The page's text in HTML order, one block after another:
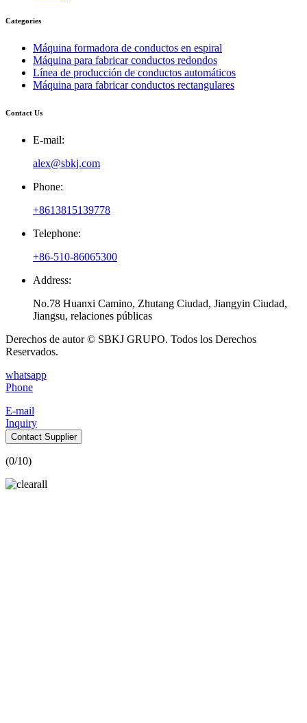
Categories
Máquina formadora de conductos en espiral
Máquina para fabricar conductos redondos
Línea de producción de conductos automáticos
Máquina para fabricar conductos rectangulares
Contact Us
E-mail:
alex@sbkj.com
Phone:
+8613815139778
Telephone:
+86-510-86065300
Address:
No.78 Huanxi Camino, Zhutang Ciudad, Jiangyin Ciudad,
Jiangsu, relaciones públicas
Derechos de autor © SBKJ GRUPO. Todos los Derechos
Reservados.
whatsapp
Phone
E-mail
Inquiry
Contact Supplier
(0/10)